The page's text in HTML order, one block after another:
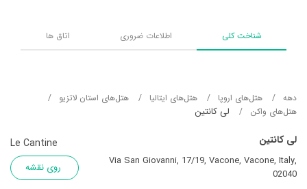
شناخت کلی اطلاعات ضروری اتاق ها
دهه هتل‌های اروپا هتل‌های ایتالیا
هتل‌های استان لاتزیو
هتل‌های واکن
لی کانتین
لی کانتین Le Cantine
Via San Giovanni, 17/19, Vacone, Vacone, Italy,
02040
روی نقشه